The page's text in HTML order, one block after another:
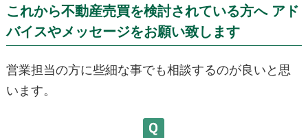
これから不動産売買を検討されている方へ アド
バイスやメッセージをお願い致します
営業担当の方に些細な事でも相談するのが良いと思
います。